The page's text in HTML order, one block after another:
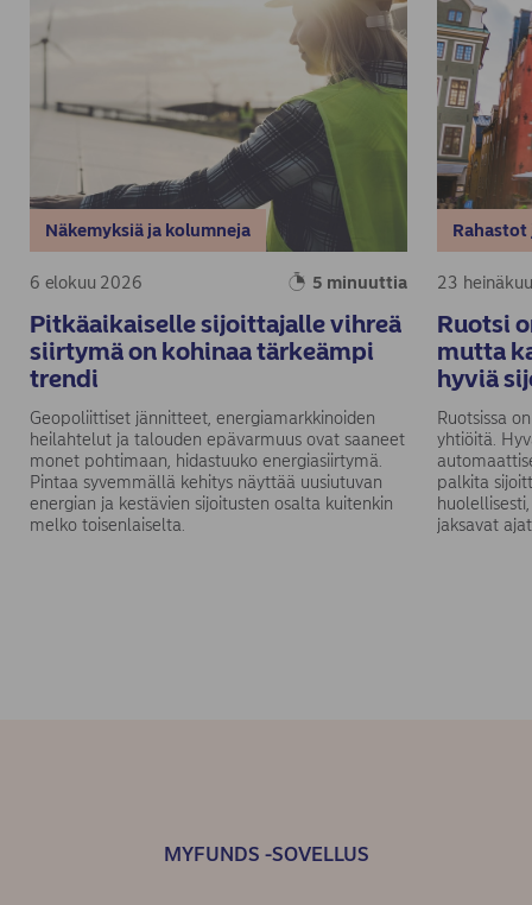
Näkemyksiä ja kolumneja
6 elokuu 2026 5 minuuttia
Pitkäaikaiselle sijoittajalle vihreä
siirtymä on kohinaa tärkeämpi
trendi
Geopoliittiset jännitteet, energiamarkkinoiden
heilahtelut ja talouden epävarmuus ovat saaneet
monet pohtimaan, hidastuuko energiasiirtymä.
Pintaa syvemmällä kehitys näyttää uusiutuvan
energian ja kestävien sijoitusten osalta kuitenkin
melko toisenlaiselta.
23
Ruotsi
mutta
hyviä
Ruotsissa
yhtiöitä.
palkita
jaksavat
MYFUNDS -SOVELLUS